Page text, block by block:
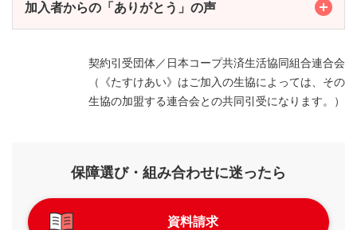
加入者からの「ありがとう」の声
契約引受団体／日本コープ共済生活協同組合連合会
（《たすけあい》はご加入の生協によっては、その
生協の加盟する連合会との共同引受になります。）
保障選び・組み合わせに迷ったら
資料請求